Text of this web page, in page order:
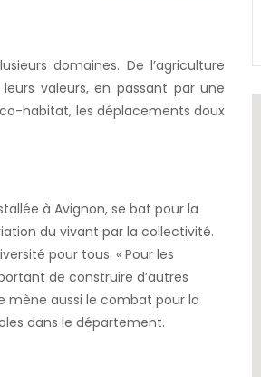
domaines. De l’agriculture
valeurs, en passant par une
habitat, les déplacements doux
à Avignon, se bat pour la
du vivant par la collectivité.
pour tous. « Pour les
de construire d’autres
mène aussi le combat pour la
dans le département.